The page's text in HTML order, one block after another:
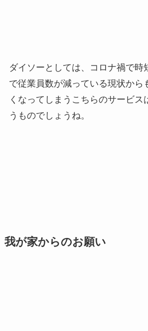
ダイソーとしては、コロナ禍で時
で従業員数が減っている現状から
くなってしまうこちらのサービス
うものでしょうね。
我が家からのお願い